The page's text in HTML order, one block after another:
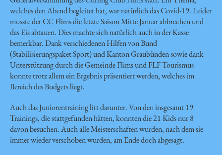
welches den Abend begleitet hat, war natürlich das Covid-19. Leider
musste der CC Flims die letzte Saison Mitte Januar abbrechen und
das Eis abtauen. Dies machte sich natürlich auch in der Kasse
bemerkbar. Dank verschiedenen Hilfen von Bund
(Stabilisierungspaket Sport) und Kanton Graubünden sowie dank
Unterstützung durch die Gemeinde Flims und FLF Tourismus
konnte trotz allem ein Ergebnis präsentiert werden, welches im
Bereich des Budgets liegt.
Auch das Juniorentraining litt darunter. Von den insgesamt 19
Trainings, die stattgefunden hätten, konnten die 21 Kids nur 8
davon besuchen. Auch alle Meisterschaften wurden, nach dem sie
immer wieder verschoben wurden, am Ende doch abgesagt.